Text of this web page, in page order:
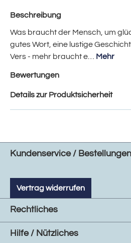
Beschreibung
Was braucht der Mensch, um
gutes Wort, eine lustige
Vers - mehr braucht e… Mehr
Bewertungen
Details zur Produktsicherheit
Kundenservice / Bestellungen
Vertrag widerrufen
Rechtliches
Hilfe / Nützliches